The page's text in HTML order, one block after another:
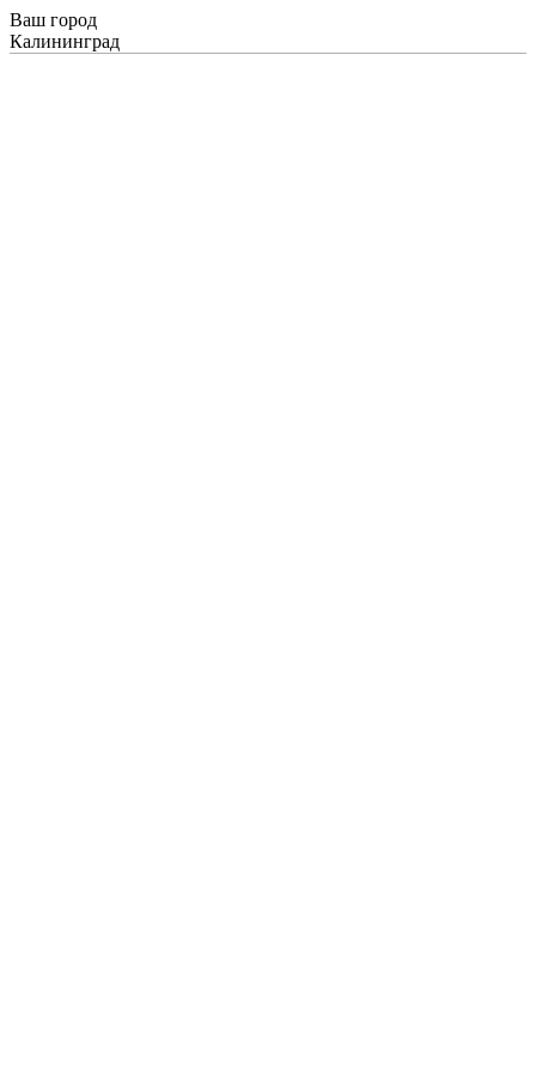
Ваш город
Калининград